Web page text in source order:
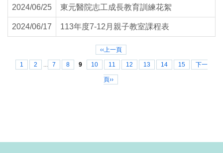
2024/06/25 東元醫院志工成長教育訓練花絮
2024/06/17 113年度7-12月親子教室課程表
‹‹上一頁
1 2 ... 7 8 9 10 11 12 13 14 15 下一
頁››